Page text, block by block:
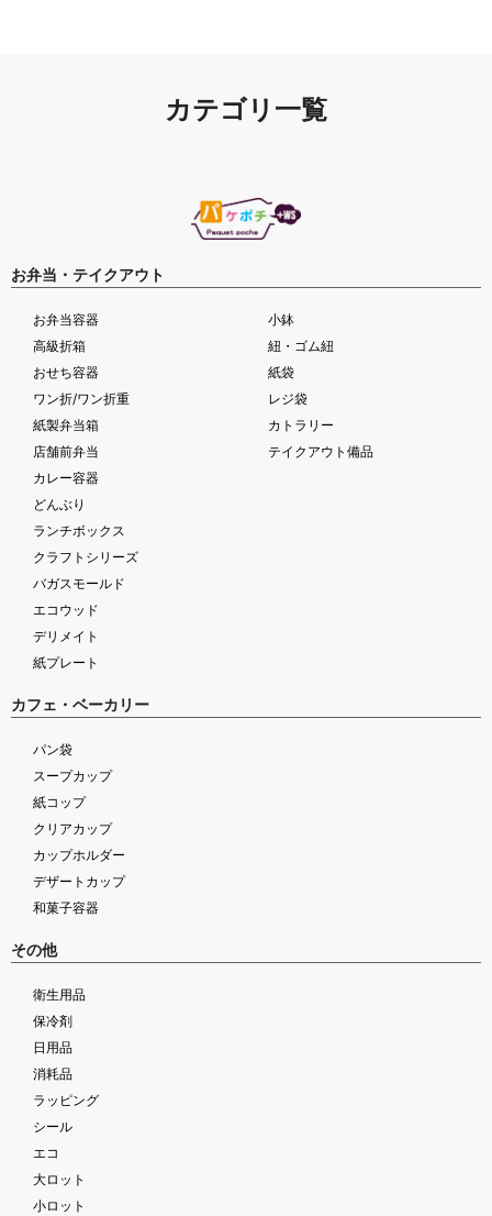
カテゴリ一覧
お弁当・テイクアウト
お弁当容器
高級折箱
おせち容器
ワン折/ワン折重
紙製弁当箱
店舗前弁当
カレー容器
どんぶり
ランチボックス
クラフトシリーズ
バガスモールド
エコウッド
デリメイト
紙プレート
小鉢
紐・ゴム紐
紙袋
レジ袋
カトラリー
テイクアウト備品
カフェ・ベーカリー
パン袋
スープカップ
紙コップ
クリアカップ
カップホルダー
デザートカップ
和菓子容器
その他
衛生用品
保冷剤
日用品
消耗品
ラッピング
シール
エコ
大ロット
小ロット